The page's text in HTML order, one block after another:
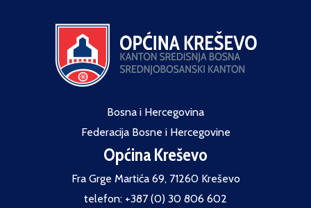
Bosna i Hercegovina
Federacija Bosne i Hercegovine
Općina Kreševo
Fra Grge Martića 69, 71260 Kreševo
telefon: +387 (0) 30 806 602